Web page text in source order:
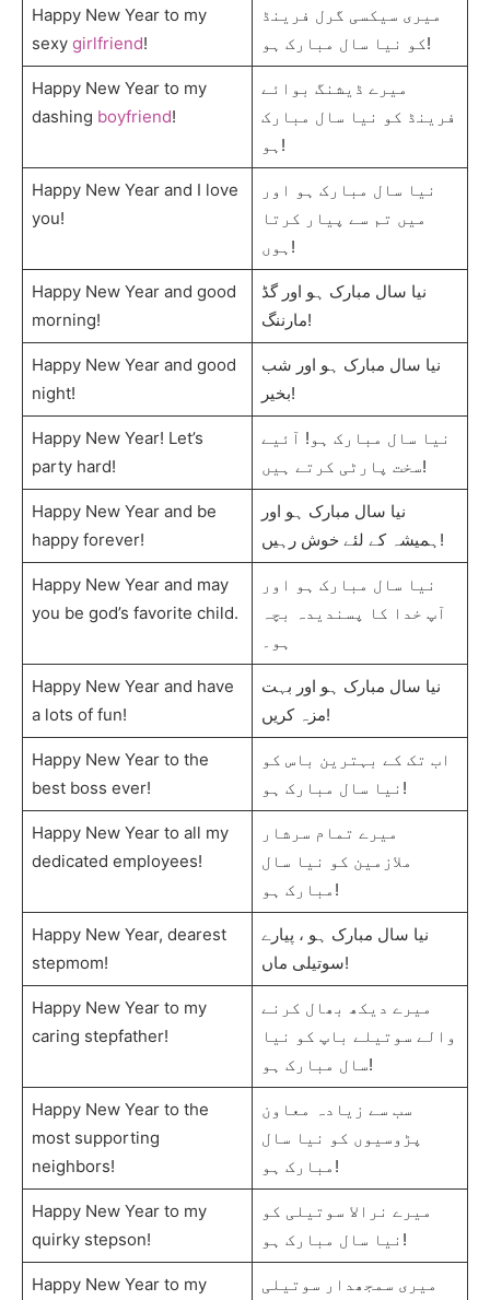
Happy New Year to my
sexy girlfriend!
میری سیکسی گرل فرینڈ
کو نیا سال مبارک ہو!
Happy New Year to my
dashing boyfriend!
میرے ڈیشنگ بوائے
فرینڈ کو نیا سال مبارک
ہو!
Happy New Year and I love
you!
نیا سال مبارک ہو اور
میں تم سے پیار کرتا
ہوں!
Happy New Year and good
morning!
نیا سال مبارک ہو اور گڈ
مارننگ!
Happy New Year and good
night!
نیا سال مبارک ہو اور شب
بخیر!
Happy New Year! Let’s
party hard!
نیا سال مبارک ہو! آئیے
سخت پارٹی کرتے ہیں!
Happy New Year and be
happy forever!
نیا سال مبارک ہو اور
ہمیشہ کے لئے خوش رہیں!
Happy New Year and may
you be god’s favorite child.
نیا سال مبارک ہو اور
آپ خدا کا پسندیدہ بچہ
ہو۔
Happy New Year and have
a lots of fun!
نیا سال مبارک ہو اور بہت
مزہ کریں!
Happy New Year to the
best boss ever!
اب تک کے بہترین باس کو
نیا سال مبارک ہو!
Happy New Year to all my
dedicated employees!
میرے تمام سرشار
ملازمین کو نیا سال
مبارک ہو!
Happy New Year, dearest
stepmom!
نیا سال مبارک ہو ، پیارے
سوتیلی ماں!
Happy New Year to my
caring stepfather!
میرے دیکھ بھال کرنے
والے سوتیلے باپ کو نیا
سال مبارک ہو!
Happy New Year to the
most supporting
neighbors!
سب سے زیادہ معاون
پڑوسیوں کو نیا سال
مبارک ہو!
Happy New Year to my
quirky stepson!
میرے نرالا سوتیلی کو
نیا سال مبارک ہو!
Happy New Year to my
میری سمجھدار سوتیلی